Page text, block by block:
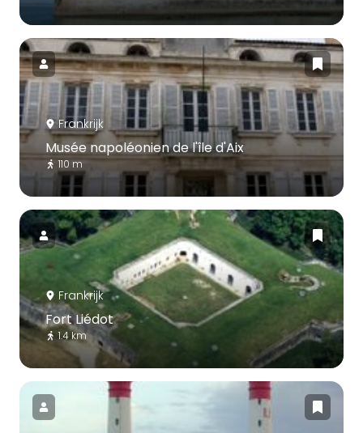
Frankrijk
Musée napoléonien de l'île d'Aix
110 m
Frankrijk
Fort Liédot
1.4 km